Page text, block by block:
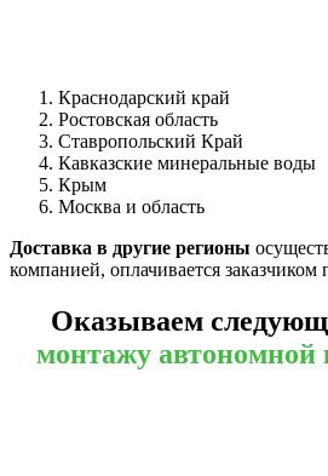
Краснодарский край
Ростовская область
Ставропольский Край
Кавказские минеральные воды
Крым
Москва и область
Доставка в другие регионы
компанией, оплачивается
Оказываем
монтажу автономной